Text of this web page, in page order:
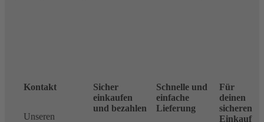
Kontakt
Unseren
Sicher
einkaufen
und bezahlen
Schnelle und
einfache
Lieferung
Für
deinen
sicheren
Einkauf